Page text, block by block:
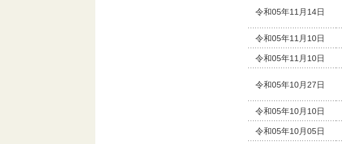
令和05年11月14日
令和05年11月10日
令和05年11月10日
令和05年10月27日
令和05年10月10日
令和05年10月05日